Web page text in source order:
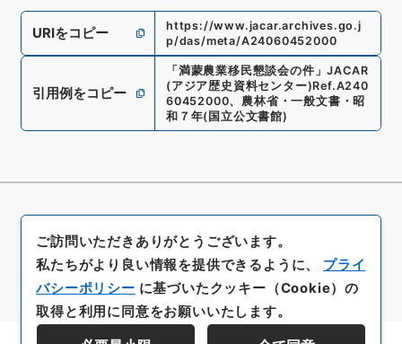
URIをコピー
https://www.jacar.archives.go.j
p/das/meta/A24060452000
引用例をコピー
「 満蒙農業移民懇談会の件 」JACAR
(アジア歴史資料センター)Ref.A240
60452000、 農林省・一般文書・昭
和７年( 国立公文書館)
ご訪問いただきありがとうございます。
私たちがより良い情報を提供できるように、 プライ
バシーポリシー に基づいたクッキー（Cookie）の
取得と利用に同意をお願いいたします。